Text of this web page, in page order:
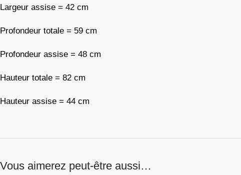
Largeur assise = 42 cm
Profondeur totale = 59 cm
Profondeur assise = 48 cm
Hauteur totale = 82 cm
Hauteur assise = 44 cm
Vous aimerez peut-être aussi…